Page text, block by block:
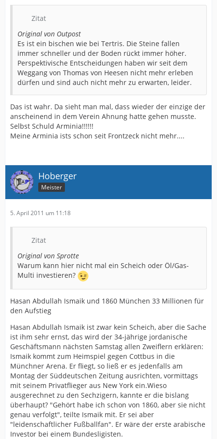
Zitat
Original von Outpost
Es ist ein bischen wie bei Tertris. Die Steine fallen
immer schneller und der Boden rückt immer höher.
Perspektivische Entscheidungen haben wir seit dem
Weggang von Thomas von Heesen nicht mehr erleben
dürfen und sind auch nicht mehr zu erwarten, leider.
Das ist wahr. Da sieht man mal, dass wieder der einzige der
anscheinend in dem Verein Ahnung hatte gehen musste.
Selbst Schuld Arminia!!!!!!
Meine Arminia ists schon seit Frontzeck nicht mehr....
Hoberger
Meister
5. April 2011 um 11:18
Zitat
Original von Sprotte
Warum kann hier nicht mal ein Scheich oder Öl/Gas-
Multi investieren?
Hasan Abdullah Ismaik und 1860 München 33 Millionen für
den Aufstieg
Hasan Abdullah Ismaik ist zwar kein Scheich, aber die Sache
ist ihm sehr ernst, das wird der 34-jährige jordanische
Geschäftsmann nächsten Samstag allen Zweiflern erklären:
Ismaik kommt zum Heimspiel gegen Cottbus in die
Münchner Arena. Er fliegt, so ließ er es jedenfalls am
Montag der Süddeutschen Zeitung ausrichten, vormittags
mit seinem Privatflieger aus New York ein.Wieso
ausgerechnet zu den Sechzigern, kannte er die bislang
überhaupt? "Gehört habe ich schon von 1860, aber sie nicht
genau verfolgt", teilte Ismaik mit. Er sei aber
"leidenschaftlicher Fußballfan". Er wäre der erste arabische
Investor bei einem Bundesligisten.